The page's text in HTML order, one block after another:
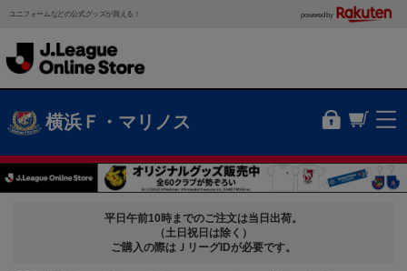
ユニフォームなどの公式グッズが買える！ powered by
横浜Ｆ・マリノス
平日午前10時までのご注文は当日出荷。
（土日祝日は除く）
ご購入の際はＪリーグIDが必要です。